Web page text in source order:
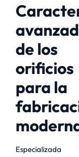
de los
orificios
para la
Especializada